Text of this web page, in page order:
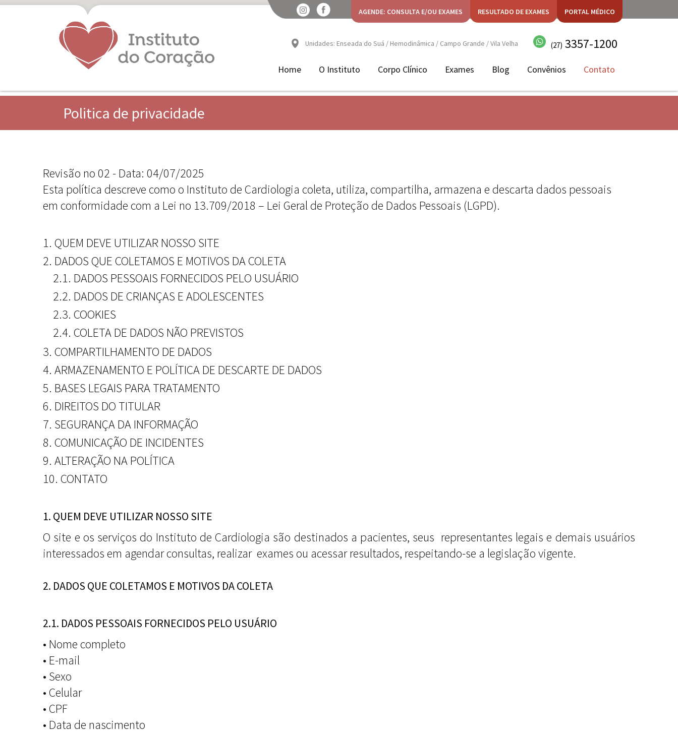
AGENDE: CONSULTA E/OU EXAMES RESULTADO DE EXAMES PORTAL MÉDICO
Unidades: Enseada do Suá / Hemodinâmica / Campo Grande / Vila Velha (27) 3357-1200
Home O Instituto Corpo Clínico Exames Blog Convênios Contato
Politica de privacidade
Revisão no 02 - Data: 04/07/2025
Esta política descreve como o Instituto de Cardiologia coleta, utiliza, compartilha, armazena e descarta dados pessoais
em conformidade com a Lei no 13.709/2018 – Lei Geral de Proteção de Dados Pessoais (LGPD).
1. QUEM DEVE UTILIZAR NOSSO SITE
2. DADOS QUE COLETAMOS E MOTIVOS DA COLETA
2.1. DADOS PESSOAIS FORNECIDOS PELO USUÁRIO
2.2. DADOS DE CRIANÇAS E ADOLESCENTES
2.3. COOKIES
2.4. COLETA DE DADOS NÃO PREVISTOS
3. COMPARTILHAMENTO DE DADOS
4. ARMAZENAMENTO E POLÍTICA DE DESCARTE DE DADOS
5. BASES LEGAIS PARA TRATAMENTO
6. DIREITOS DO TITULAR
7. SEGURANÇA DA INFORMAÇÃO
8. COMUNICAÇÃO DE INCIDENTES
9. ALTERAÇÃO NA POLÍTICA
10. CONTATO
1. QUEM DEVE UTILIZAR NOSSO SITE
O site e os serviços do Instituto de Cardiologia são destinados a pacientes, seus representantes legais e demais usuários
interessados em agendar consultas, realizar exames ou acessar resultados, respeitando-se a legislação vigente.
2. DADOS QUE COLETAMOS E MOTIVOS DA COLETA
2.1. DADOS PESSOAIS FORNECIDOS PELO USUÁRIO
• Nome completo
• E-mail
• Sexo
• Celular
• CPF
• Data de nascimento